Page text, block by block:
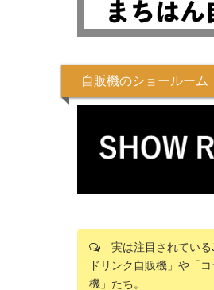
自販機のショールー
実は注目されている
ドリンク自販機」や「
機」たち。